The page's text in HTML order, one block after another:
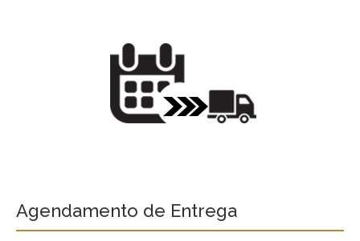
Agendamento de Entrega